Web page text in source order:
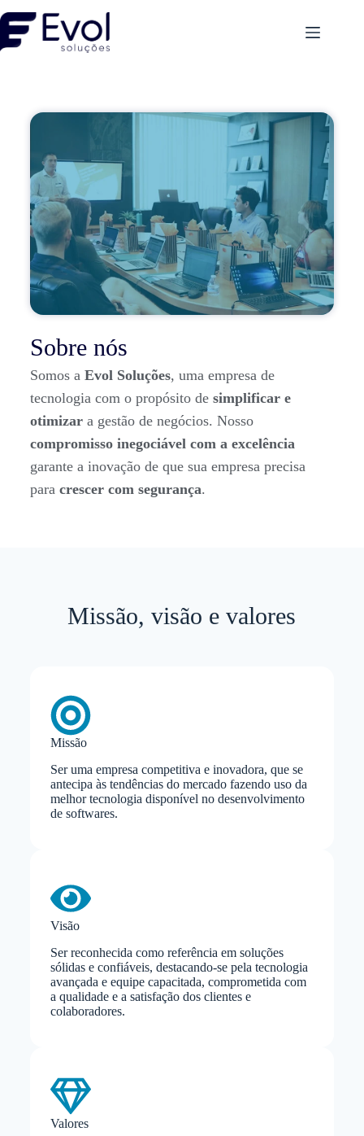
Sobre nós
Somos a Evol Soluções, uma empresa de
tecnologia com o propósito de simplificar e
otimizara gestão de negócios. Nosso
compromisso inegociável com a excelência
garante a inovação de que sua empresa precisa
para crescer com segurança.
Missão, visão e valores
Missão
Ser uma empresa competitiva e inovadora, que se
antecipa às tendências do mercado fazendo uso da
melhor tecnologia disponível no desenvolvimento
de softwares.
Visão
Ser reconhecida como referência em soluções
sólidas e confiáveis, destacando-se pela tecnologia
avançada e equipe capacitada, comprometida com
a qualidade e a satisfação dos clientes e
colaboradores.
Valores